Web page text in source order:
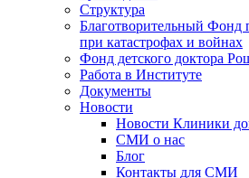
Структура
Благотворительный Фонд
при катастрофах и войнах
Фонд детского доктора
Работа в Институте
Документы
Новости
Новости Клиники
СМИ о нас
Блог
Контакты для СМИ